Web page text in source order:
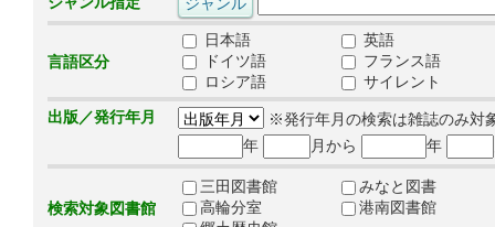
言語区分
日本語
英語
ドイツ語
フランス語
ロシア語
サイレント
出版／発行年月
※発行年月の検索は雑誌のみ対
年
月から 年
検索対象図書館
三田図書館
みなと図書
高輪分室
港南図書館